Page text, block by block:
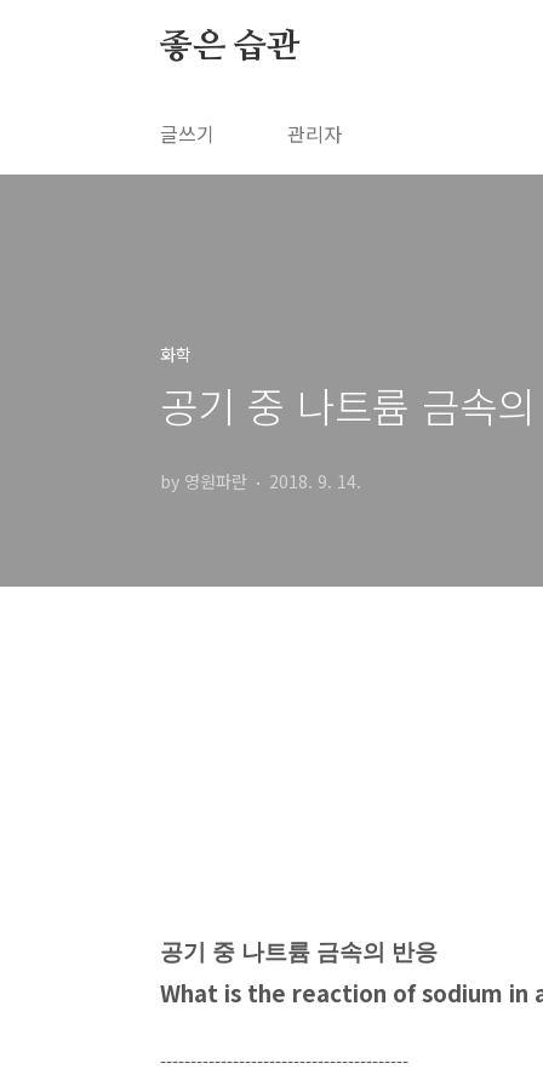
좋은 습관
글쓰기 관리자
화학
공기 중 나트륨 금속
by 영원파란 2018. 9. 14.
공기 중 나트륨 금속의 반응
What is the reaction of sodium in
-----------------------------------------